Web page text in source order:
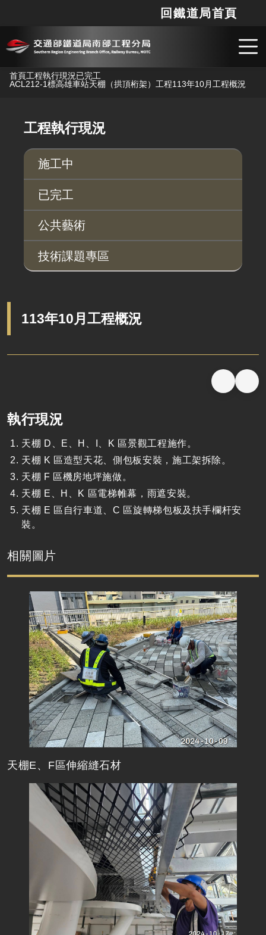
跳到主要內容
回鐵道局首頁
首頁工程執行現況已完工
ACL212-1標高雄車站天棚（拱頂桁架）工程113年10月工程概況
工程執行現況
施工中
已完工
公共藝術
技術課題專區
113年10月工程概況
執行現況
天棚 D、E、H、I、K 區景觀工程施作。
天棚 K 區造型天花、側包板安裝，施工架拆除。
天棚 F 區機房地坪施做。
天棚 E、H、K 區電梯帷幕，雨遮安裝。
天棚 E 區自行車道、C 區旋轉梯包板及扶手欄杆安
裝。
相關圖片
天棚E、F區伸縮縫石材